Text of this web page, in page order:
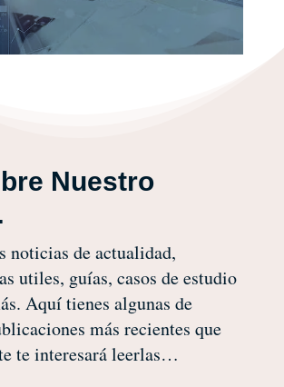
Nuestro
noticias de actualidad,
utiles, guías, casos de estudio
Aquí tienes algunas de
más recientes que
te interesará leerlas…